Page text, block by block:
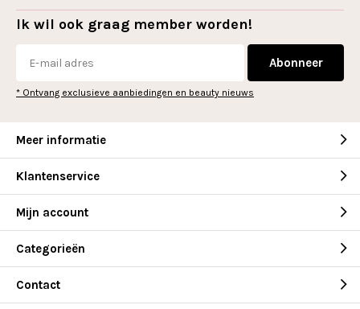
Ik wil ook graag member worden!
Abonneer
* Ontvang exclusieve aanbiedingen en beauty nieuws
Meer informatie
Klantenservice
Mijn account
Categorieën
Contact